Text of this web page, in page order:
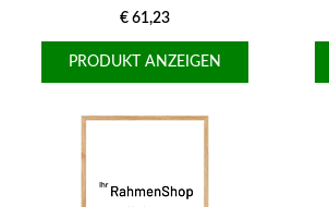
€ 61,23
PRODUKT ANZEIGEN